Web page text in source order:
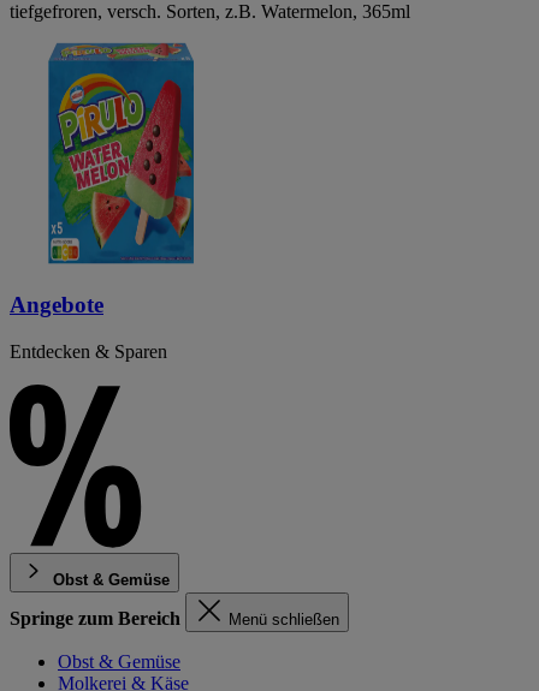
tiefgefroren, versch. Sorten, z.B. Watermelon, 365ml
Angebote
Entdecken & Sparen
Obst & Gemüse
Springe zum Bereich Menü schließen
Obst & Gemüse
Molkerei & Käse